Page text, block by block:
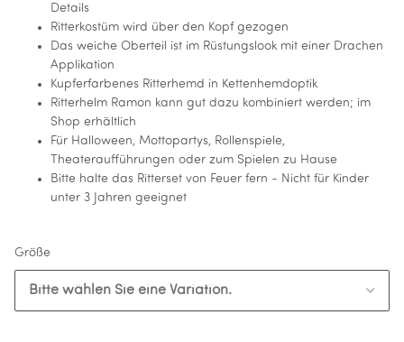
Details
Ritterkostüm wird über den Kopf gezogen
Das weiche Oberteil ist im Rüstungslook mit einer Drachen
Applikation
Kupferfarbenes Ritterhemd in Kettenhemdoptik
Ritterhelm Ramon kann gut dazu kombiniert werden; im
Shop erhältlich
Für Halloween, Mottopartys, Rollenspiele,
Theateraufführungen oder zum Spielen zu Hause
Bitte halte das Ritterset von Feuer fern - Nicht für Kinder
unter 3 Jahren geeignet
Größe
Bitte wählen Sie eine Variation.